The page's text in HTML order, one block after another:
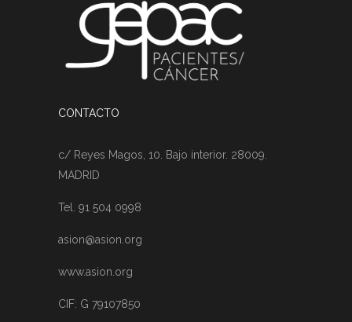
CONTACTO
c/ Reyes Magos, 10. Bajo interior. 28009.
MADRID
Tel. 91 504 0998
asion@asion.org
www.asion.org
CIF: G 79107850